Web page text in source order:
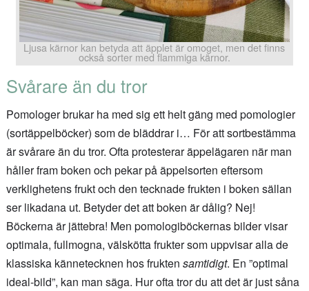
Ljusa kärnor kan betyda att äpplet är omoget, men det finns
också sorter med flammiga kärnor.
Svårare än du tror
Pomologer brukar ha med sig ett helt gäng med pomologier
(sortäppelböcker) som de bläddrar i… För att sortbestämma
är svårare än du tror. Ofta protesterar äppelägaren när man
håller fram boken och pekar på äppelsorten eftersom
verklighetens frukt och den tecknade frukten i boken sällan
ser likadana ut. Betyder det att boken är dålig? Nej!
Böckerna är jättebra! Men pomologiböckernas bilder visar
optimala, fullmogna, välskötta frukter som uppvisar alla de
klassiska kännetecknen hos frukten samtidigt. En ”optimal
ideal-bild”, kan man säga. Hur ofta tror du att det är just såna